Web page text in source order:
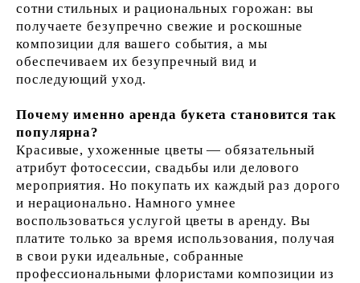
сотни стильных и рациональных горожан: вы
получаете безупречно свежие и роскошные
композиции для вашего события, а мы
обеспечиваем их безупречный вид и
последующий уход.
Почему именно аренда букета становится так
популярна?
Красивые, ухоженные цветы — обязательный
атрибут фотосессии, свадьбы или делового
мероприятия. Но покупать их каждый раз дорого
и нерационально. Намного умнее
воспользоваться услугой цветы в аренду. Вы
платите только за время использования, получая
в свои руки идеальные, собранные
профессиональными флористами композиции из